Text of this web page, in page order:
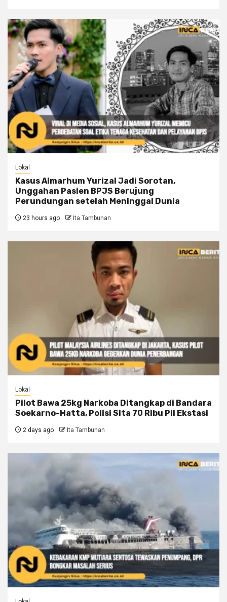
Lokal
Kasus Almarhum Yurizal Jadi Sorotan,
Unggahan Pasien BPJS Berujung
Perundungan setelah Meninggal Dunia
23 hours ago Ita Tambunan
Lokal
Pilot Bawa 25kg Narkoba Ditangkap di Bandara
Soekarno-Hatta, Polisi Sita 70 Ribu Pil Ekstasi
2 days ago Ita Tambunan